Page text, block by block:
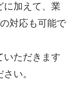
に加えて、業
対応も可能で
いただきます
さい。